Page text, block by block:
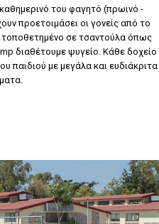
του φαγητό (πρωινό -
προετοιμάσει οι γονείς από το
τοποθετημένο σε τσαντούλα όπως
διαθέτουμε ψυγείο. Κάθε δοχείο
παιδιού με μεγάλα και ευδιάκριτα